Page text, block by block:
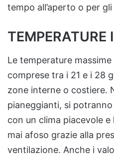
tempo all’aperto o per
TEMPERATURE
Le temperature
comprese tra i 21 e i 28
zone interne o costiere.
pianeggianti, si
con un clima piacevole
mai afoso grazie alla
ventilazione. Anche i